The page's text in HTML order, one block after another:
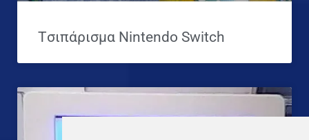
Tσιπάρισμα Nintendo Switch